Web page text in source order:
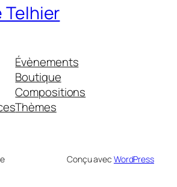
Telhier
Évènements
Boutique
Compositions
Thèmes
Conçu avec WordPress